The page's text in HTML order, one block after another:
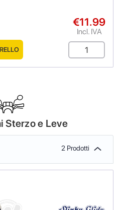
€11.99
Incl. IVA
Sterzo e Leve
2 Prodotti